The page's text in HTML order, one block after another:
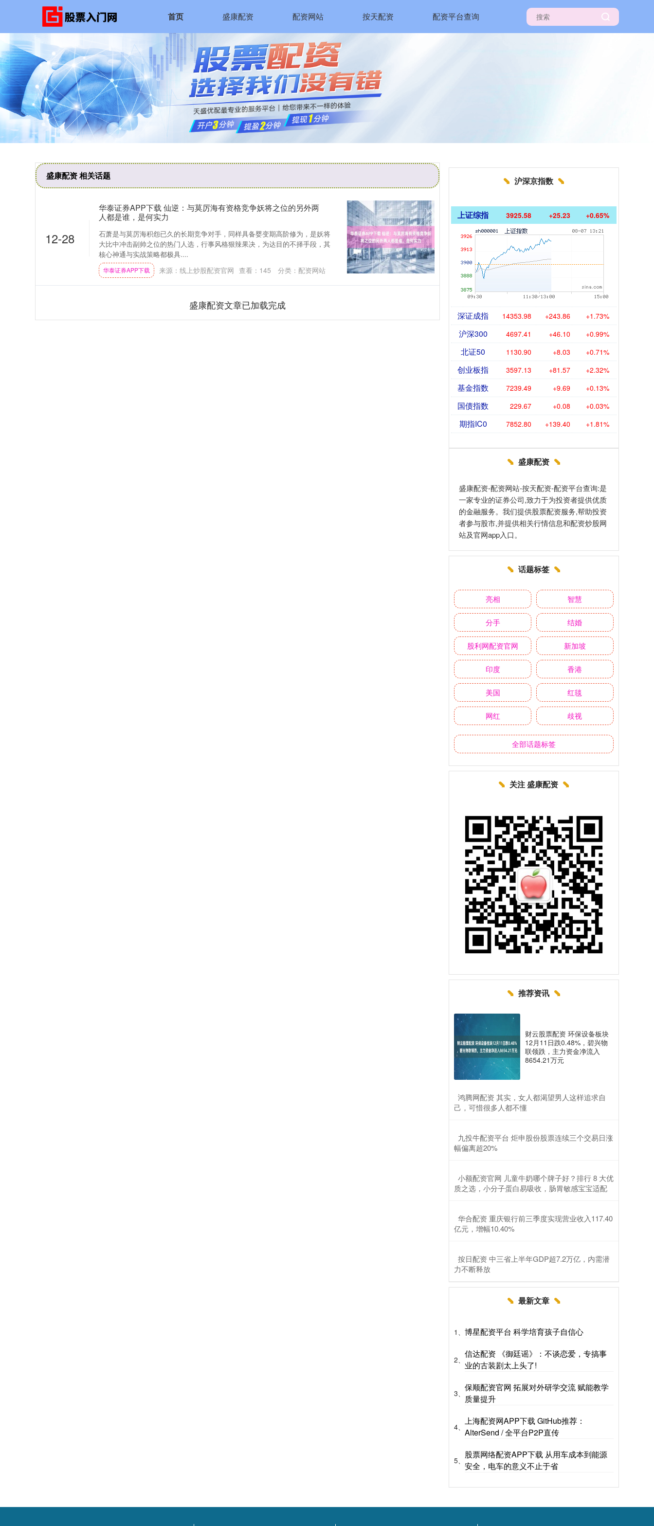
首页 盛康配资 配资网站 按天配资 配资平台查询
盛康配资 相关话题
12-28
华泰证券APP下载 仙逆：与莫厉海有资格竞争妖将之位的另外两
人都是谁，是何实力
石萧是与莫厉海积怨已久的长期竞争对手，同样具备婴变期高阶修为，是妖将
大比中冲击副帅之位的热门人选，行事风格狠辣果决，为达目的不择手段，其
核心神通与实战策略都极具....
华泰证券APP下载 来源：线上炒股配资官网 查看： 145 分类： 配资网站
盛康配资文章已加载完成
沪深京指数
上证综指 3925.58 +25.23 +0.65%
深证成指 14353.98 +243.86 +1.73%
沪深300 4697.41 +46.10 +0.99%
北证50 1130.90 +8.03 +0.71%
创业板指 3597.13 +81.57 +2.32%
基金指数 7239.49 +9.69 +0.13%
国债指数 229.67 +0.08 +0.03%
期指IC0 7852.80 +139.40 +1.81%
盛康配资
盛康配资-配资网站-按天配资-配资平台查询:是
一家专业的证券公司,致力于为投资者提供优质
的金融服务。我们提供股票配资服务,帮助投资
者参与股市,并提供相关行情信息和配资炒股网
站及官网app入口。
话题标签
亮相 智慧
分手 结婚
股利网配资官网 新加坡
印度 香港
美国 红毯
网红 歧视
全部话题标签
关注 盛康配资
推荐资讯
财云股票配资 环保设备板块
12月11日跌0.48%，碧兴物
联领跌，主力资金净流入
8654.21万元
​鸿腾网配资 其实，女人都渴望男人这样追求自
己，可惜很多人都不懂
​九投牛配资平台 炬申股份股票连续三个交易日涨
幅偏离超20%
​小额配资官网 儿童牛奶哪个牌子好？排行 8 大优
质之选，小分子蛋白易吸收，肠胃敏感宝宝适配
​华合配资 重庆银行前三季度实现营业收入117.40
亿元，增幅10.40%
​按日配资 中三省上半年GDP超7.2万亿，内需潜
力不断释放
最新文章
1、 博星配资平台 科学培育孩子自信心
2、
信达配资 《御廷谣》：不谈恋爱，专搞事
业的古装剧太上头了!
3、
保顺配资官网 拓展对外研学交流 赋能教学
质量提升
4、
上海配资网APP下载 GitHub推荐：
AlterSend / 全平台P2P直传
5、
股票网络配资APP下载 从用车成本到能源
安全，电车的意义不止于省